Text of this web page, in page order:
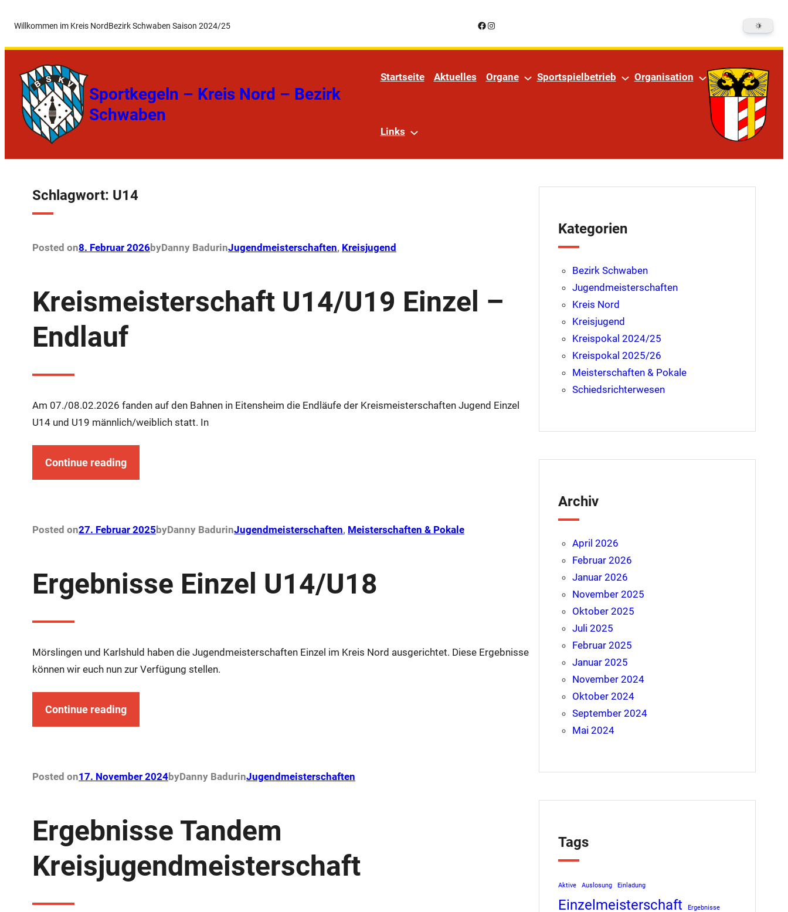
Inhalt
springen
Willkommen im Kreis NordBezirk Schwaben Saison 2024/25 Facebook
Instagram
Sportkegeln – Kreis Nord – Bezirk
Schwaben
Startseite Aktuelles Organe Sportspielbetrieb Organisation
Links
Schlagwort: U14
Posted on8. Februar 2026 byDanny BadurinJugendmeisterschaften, Kreisjugend
Kreismeisterschaft U14/U19 Einzel –
Endlauf
Am 07./08.02.2026 fanden auf den Bahnen in Eitensheim die Endläufe der Kreismeisterschaften Jugend Einzel
U14 und U19 männlich/weiblich statt. In
Continue reading
Posted on27. Februar 2025 byDanny BadurinJugendmeisterschaften, Meisterschaften & Pokale
Ergebnisse Einzel U14/U18
Mörslingen und Karlshuld haben die Jugendmeisterschaften Einzel im Kreis Nord ausgerichtet. Diese Ergebnisse
können wir euch nun zur Verfügung stellen.
Continue reading
Posted on17. November 2024byDanny BadurinJugendmeisterschaften
Ergebnisse Tandem
Kreisjugendmeisterschaft
Kategorien
Bezirk Schwaben
Jugendmeisterschaften
Kreis Nord
Kreisjugend
Kreispokal 2024/25
Kreispokal 2025/26
Meisterschaften & Pokale
Schiedsrichterwesen
Archiv
April 2026
Februar 2026
Januar 2026
November 2025
Oktober 2025
Juli 2025
Februar 2025
Januar 2025
November 2024
Oktober 2024
September 2024
Mai 2024
Tags
Aktive Auslosung Einladung
Einzelmeisterschaft Ergebnisse